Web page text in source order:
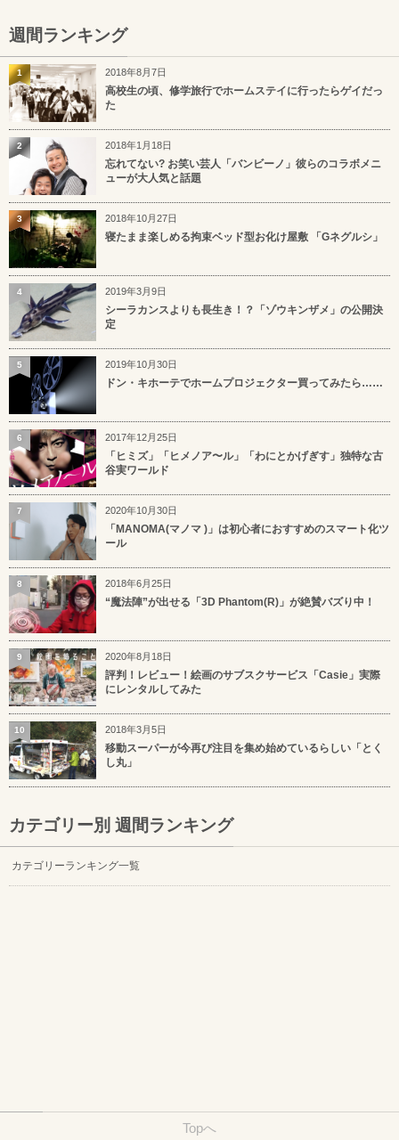
週間ランキング
2018年8月7日
高校生の頃、修学旅行でホームステイに行ったらゲイだっ
た
1
2018年1月18日
忘れてない? お笑い芸人「バンビーノ」彼らのコラボメニ
ューが大人気と話題
2
2018年10月27日
寝たまま楽しめる拘束ベッド型お化け屋敷 「Gネグルシ」
3
2019年3月9日
シーラカンスよりも長生き！？「ゾウキンザメ」の公開決
定
4
2019年10月30日
ドン・キホーテでホームプロジェクター買ってみたら……
5
2017年12月25日
「ヒミズ」「ヒメノア〜ル」「わにとかげぎす」独特な古
谷実ワールド
6
2020年10月30日
「MANOMA(マノマ )」は初心者におすすめのスマート化ツ
ール
7
2018年6月25日
“魔法陣”が出せる「3D Phantom(R)」が絶賛バズり中！
8
2020年8月18日
評判！レビュー！絵画のサブスクサービス「Casie」実際
にレンタルしてみた
9
2018年3月5日
移動スーパーが今再び注目を集め始めているらしい「とく
し丸」
10
カテゴリー別 週間ランキング
カテゴリーランキング一覧
Topへ